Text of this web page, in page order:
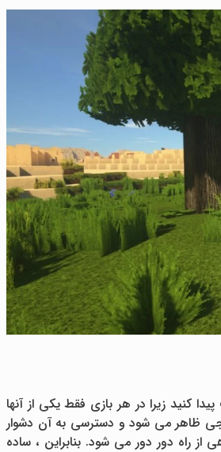
کنید زیرا در هر بازی فقط یکی از آنها
ظاهر می شود و دسترسی به آن دشوار
راه دور دور می شود. بنابراین ، ساده